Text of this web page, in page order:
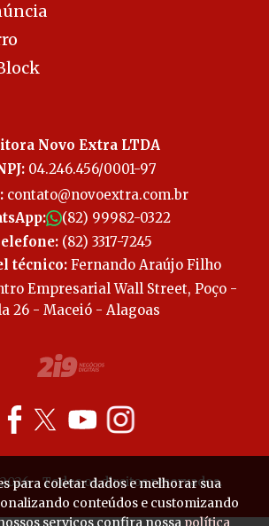
Novo Extra LTDA
04.246.456/0001-97
contato@novoextra.com.br
(82) 99982-0322
(82) 3317-7245
técnico: Fernando Araújo Filho
Empresarial Wall Street, Poço -
26 - Maceió - Alagoas
- Todos os direitos reservados.
para coletar dados e melhorar sua
conteúdos e customizando
serviços confira nossapolítica